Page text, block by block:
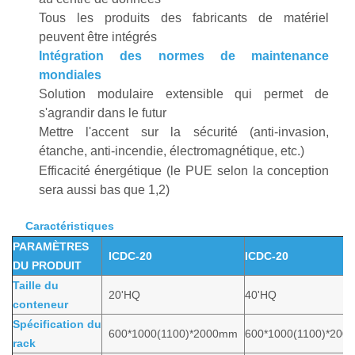
Tous les produits des fabricants de matériel
peuvent être intégrés
Intégration des normes de maintenance
mondiales
Solution modulaire extensible qui permet de
s'agrandir dans le futur
Mettre l'accent sur la sécurité (anti-invasion,
étanche, anti-incendie, électromagnétique, etc.)
Efficacité énergétique (le PUE selon la conception
sera aussi bas que 1,2)
Caractéristiques
PARAMÈTRES
DU PRODUIT
ICDC-20 ICDC-20
Taille du
conteneur
20'HQ 40'HQ
Spécification du
rack
600*1000(1100)*2000mm